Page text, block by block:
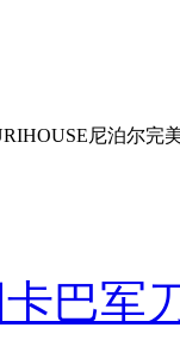
尼泊尔完
巴军